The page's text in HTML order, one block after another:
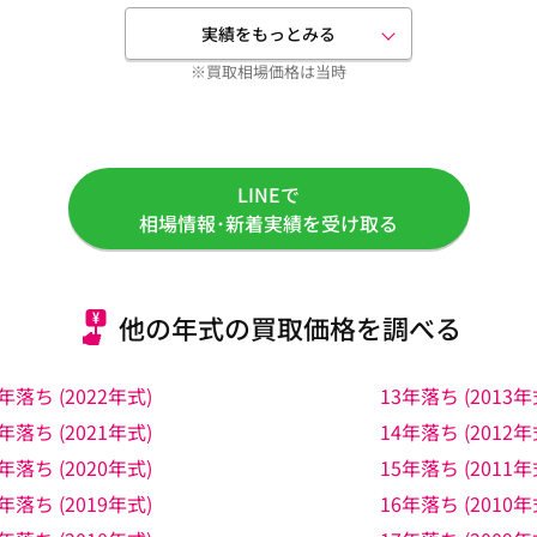
実績をもっとみる
※買取相場価格は当時
LINEで
相場情報･新着実績を受け取る
他の年式の買取価格を調べる
落ち (2022年式)
落ち (2021年式)
落ち (2020年式)
落ち (2019年式)
13年落ち (2013年
14年落ち (2012年
15年落ち (2011年
16年落ち (2010年